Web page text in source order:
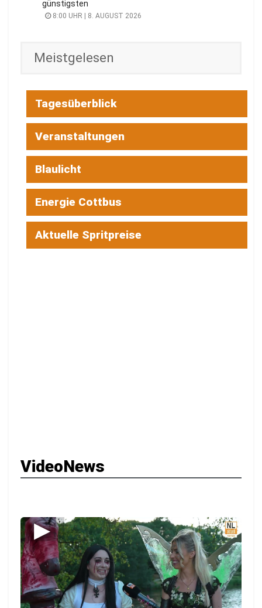
günstigsten
8:00 UHR | 8. AUGUST 2026
Meistgelesen
Tagesüberblick
Veranstaltungen
Blaulicht
Energie Cottbus
Aktuelle Spritpreise
VideoNews
▶